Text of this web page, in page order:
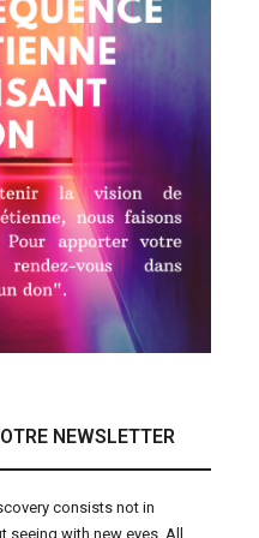
NEWSLETTER
consists not in
with new eyes. All